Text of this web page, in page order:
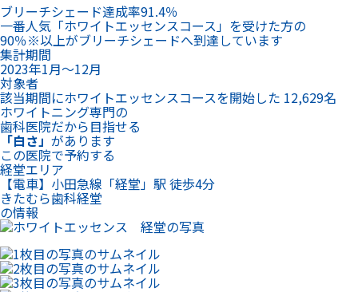
ブリーチシェード達成率91.4％
一番人気「ホワイトエッセンスコース」を受けた方の
90％※以上がブリーチシェードへ到達しています
集計期間
2023年1月～12月
対象者
該当期間にホワイトエッセンスコースを開始した 12,629名
ホワイトニング専門の
歯科医院だから目指せる
「白さ」 があります
この医院で予約する
経堂エリア
【電車】小田急線「経堂」駅 徒歩4分
きたむら歯科経堂
の情報